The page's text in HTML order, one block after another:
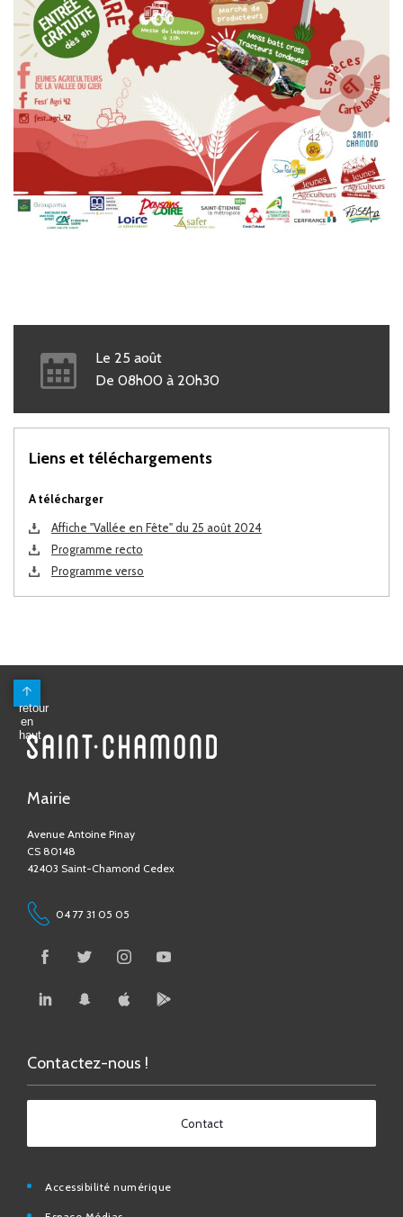
Le 25 août
De08h00 à 20h30
Liens et téléchargements
A télécharger
Affiche "Vallée en Fête" du 25 août 2024
Programme recto
Programme verso
Mairie
Avenue Antoine Pinay
04 77 31 05 05
Contact
Accessibilité numérique